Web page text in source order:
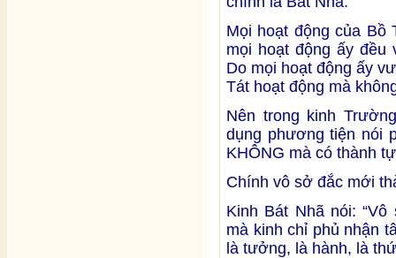
Mọi hoạt động của
mọi hoạt động ấy
Do mọi hoạt động ấy
Tát hoạt động mà
Nên trong kinh
dụng phương tiện nói
KHÔNG mà có thành
Chính vô sở đắc mới
Kinh Bát Nhã nói:
mà kinh chỉ phủ nhận
là tưởng, là hành, là